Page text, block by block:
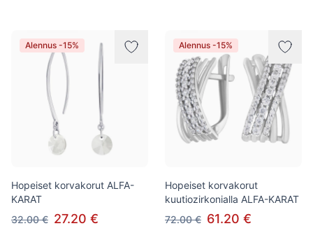
Alennus -15%
Hopeiset korvakorut ALFA-
KARAT
32.00 € 27.20 €
Alennus -15%
Hopeiset korvakorut
kuutiozirkonialla ALFA-KARAT
72.00 € 61.20 €